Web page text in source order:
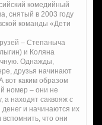
комедийный
снятый в 2003 году
команды «Дети
– Степаныча
и Коляна
Однажды,
друзья начинают
вот каким образом
номер – они не
а находят саквояж с
и начинаются их
что они